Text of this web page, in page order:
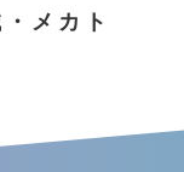
メカト